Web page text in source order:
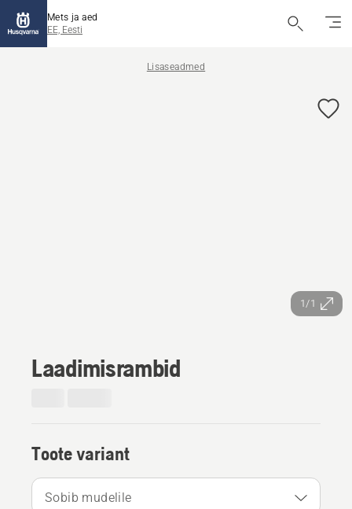
Mets ja aed
EE, Eesti
Lisaseadmed
1/1
Laadimisrambid
Toote variant
Sobib mudelile